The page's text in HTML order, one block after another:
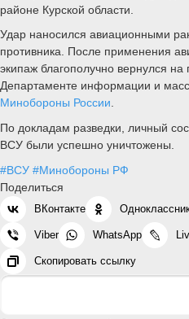
районе Курской области.
Удар наносился авиационными
противника. После применения
экипаж благополучно вернулся
Департаменте информации и
Минобороны России.
По докладам разведки, личный
ВСУ были успешно уничтожены.
#ВСУ #Минобороны РФ
Поделиться
ВКонтакте
Viber WhatsApp
Скопировать ссылку